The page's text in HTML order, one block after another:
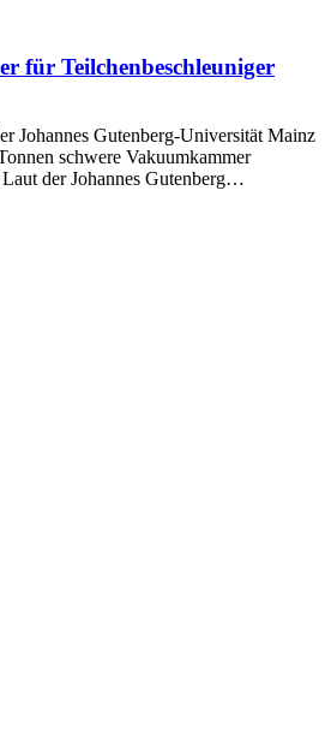
für Teilchenbeschleuniger
Johannes Gutenberg-Universität Mainz
schwere Vakuumkammer
der Johannes Gutenberg…